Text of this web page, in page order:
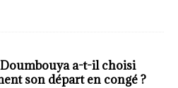
a-t-il choisi
son départ en congé ?